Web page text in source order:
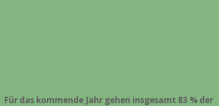
Für das kommende Jahr gehen insgesamt 83 % der